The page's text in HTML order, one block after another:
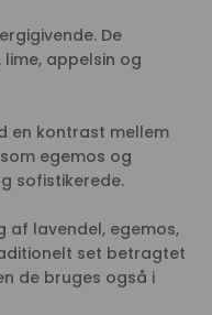
De
appelsin og
en kontrast mellem
egemos og
sofistikerede.
af lavendel, egemos,
set betragtet
de bruges også i